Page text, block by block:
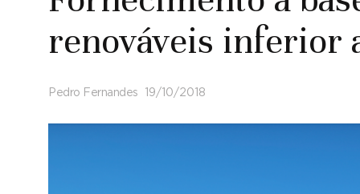
renováveis inferior
Pedro Fernandes 19/10/2018